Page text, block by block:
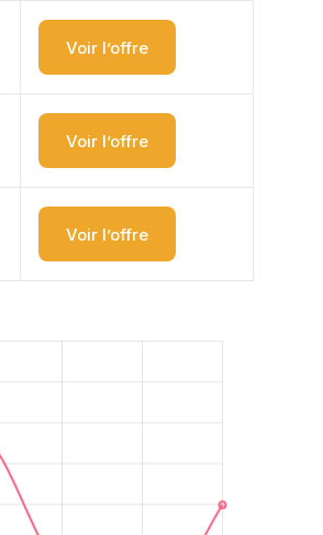
Voir l’offre
Voir l’offre
Voir l’offre